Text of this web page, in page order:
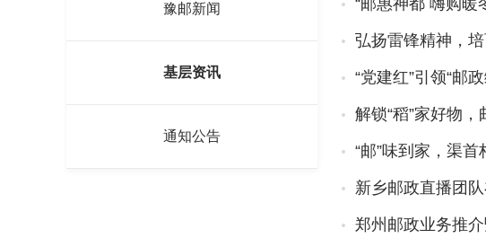
豫邮新闻
基层资讯
通知公告
“邮惠神都 嗨购暖
弘扬雷锋精神，
“党建红”引领“邮
解锁“稻”家好物
“邮”味到家，渠首
新乡邮政直播团
郑州邮政业务推